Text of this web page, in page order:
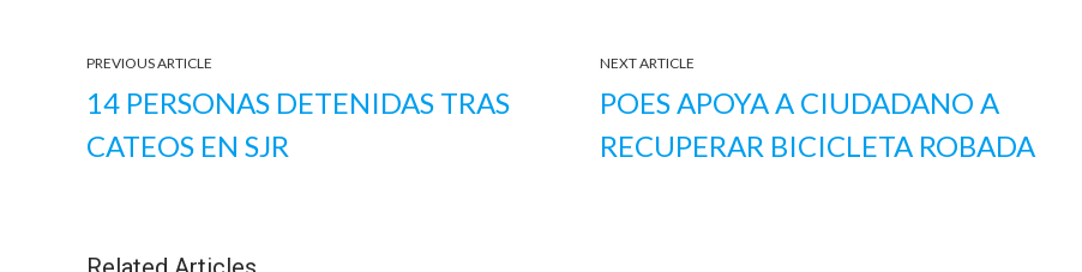
PREVIOUS ARTICLE
14 PERSONAS DETENIDAS TRAS
CATEOS EN SJR
NEXT ARTICLE
POES APOYA A CIUDADANO A
RECUPERAR BICICLETA ROBADA